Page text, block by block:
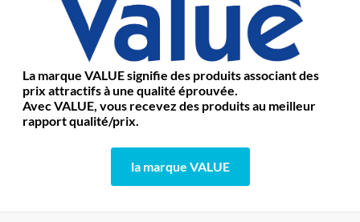
La marque VALUE signifie des produits associant des
prix attractifs à une qualité éprouvée.
Avec VALUE, vous recevez des produits au meilleur
rapport qualité/prix.
la marque VALUE